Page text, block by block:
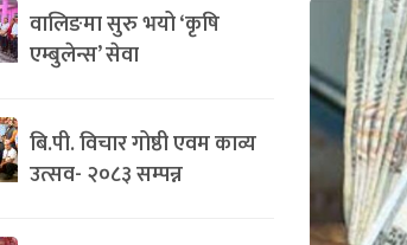
वालिङमा सुरु भयो ‘कृषि
एम्बुलेन्स’ सेवा
बि.पी. विचार गोष्ठी एवम काव्य
उत्सव- २०८३ सम्पन्न